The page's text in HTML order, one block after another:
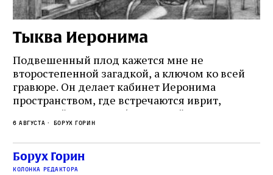
Тыква Иеронима
Подвешенный плод кажется мне не
второстепенной загадкой, а ключом ко всей
гравюре. Он делает кабинет Иеронима
пространством, где встречаются иврит,
греческий и латынь; буквальный смысл и
церковная традиция; филологическая
точность и понятность; переводчик,
убеждённый в необходимости исправления, и
читатель, воспринимающий исправление как
6 августа Борух Горин
Борух Горин
колонка редактора